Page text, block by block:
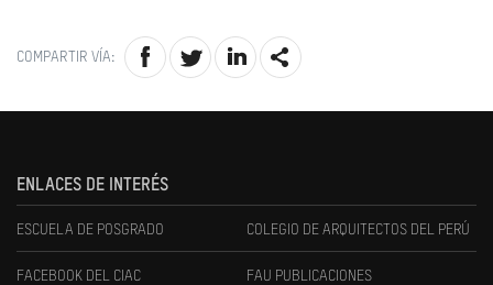
COMPARTIR VÍA:
ENLACES DE INTERÉS
ESCUELA DE POSGRADO COLEGIO DE ARQUITECTOS DEL PERÚ
FACEBOOK DEL CIAC FAU PUBLICACIONES